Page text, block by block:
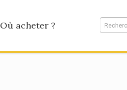
Où acheter ?